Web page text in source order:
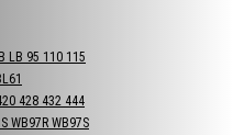
LB 95 110 115
428 432 444
WB97R WB97S